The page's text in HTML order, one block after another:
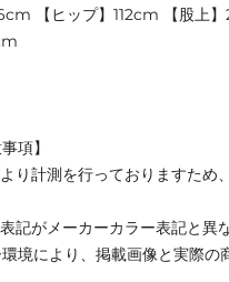
【ヒップ】112cm 【股上
項】
り計測を行っておりますため
記がメーカーカラー表記と異
境により、掲載画像と実際の